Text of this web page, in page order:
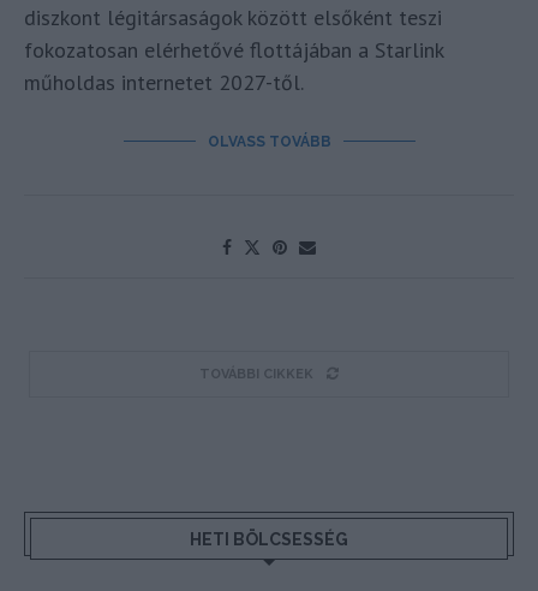
diszkont légitársaságok között elsőként teszi
fokozatosan elérhetővé flottájában a Starlink
műholdas internetet 2027-től.
OLVASS TOVÁBB
TOVÁBBI CIKKEK
HETI BÖLCSESSÉG